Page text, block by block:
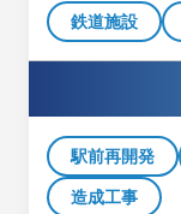
鉄道施設
駅前再開発
造成工事